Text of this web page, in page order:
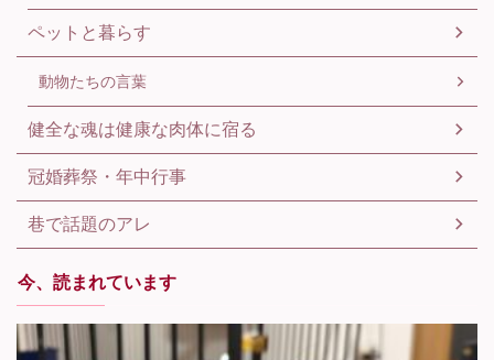
ペットと暮らす
動物たちの言葉
健全な魂は健康な肉体に宿る
冠婚葬祭・年中行事
巷で話題のアレ
今、読まれています